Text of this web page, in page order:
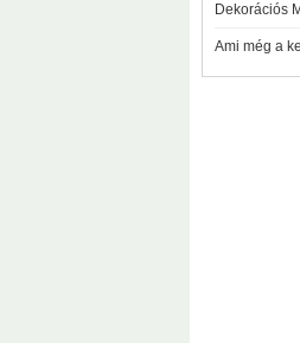
Dekorációs
Ami még a